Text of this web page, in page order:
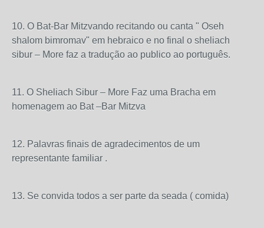
10. O Bat-Bar Mitzvando recitando ou canta " Oseh
shalom bimromav" em hebraico e no final o sheliach
sibur – More faz a tradução ao publico ao português.
11. O Sheliach Sibur – More Faz uma Bracha em
homenagem ao Bat –Bar Mitzva
12. Palavras finais de agradecimentos de um
representante familiar .
13. Se convida todos a ser parte da seada ( comida)